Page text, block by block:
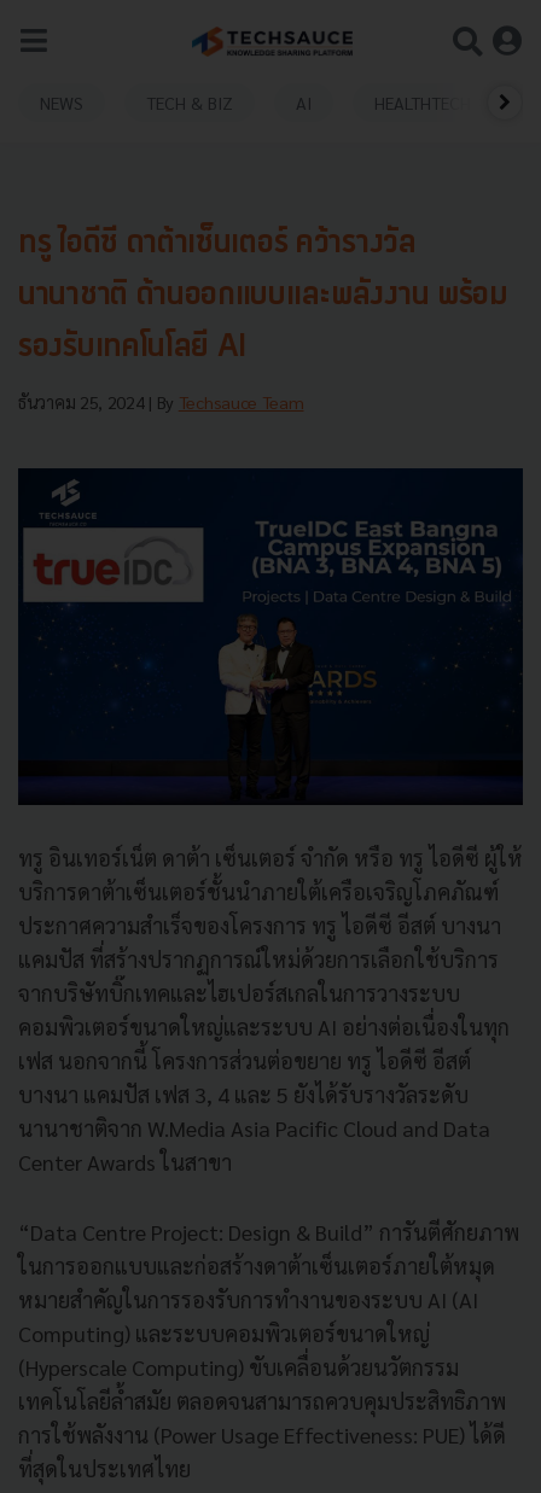
NEWS TECH & BIZ AI HEALTHTECH
ทรู ไอดีซี ดาต้าเซ็นเตอร์ คว้ารางวัล
นานาชาติ ด้านออกแบบและพลังงาน พร้อม
รองรับเทคโนโลยี AI
ธันวาคม 25, 2024 | By Techsauce Team
ทรู อินเทอร์เน็ต ดาต้า เซ็นเตอร์ จำกัด หรือ ทรู ไอดีซี ผู้ให้
บริการดาต้าเซ็นเตอร์ชั้นนำภายใต้เครือเจริญโภคภัณฑ์
ประกาศความสำเร็จของโครงการ ทรู ไอดีซี อีสต์ บางนา
แคมปัส ที่สร้างปรากฏการณ์ใหม่ด้วยการเลือกใช้บริการ
จากบริษัทบิ๊กเทคและไฮเปอร์สเกลในการวางระบบ
คอมพิวเตอร์ขนาดใหญ่และระบบ AI อย่างต่อเนื่องในทุก
เฟส นอกจากนี้ โครงการส่วนต่อขยาย ทรู ไอดีซี อีสต์
บางนา แคมปัส เฟส 3, 4 และ 5 ยังได้รับรางวัลระดับ
นานาชาติจาก W.Media Asia Pacific Cloud and Data
Center Awards ในสาขา
“Data Centre Project: Design & Build” การันตีศักยภาพ
ในการออกแบบและก่อสร้างดาต้าเซ็นเตอร์ภายใต้หมุด
หมายสำคัญในการรองรับการทำงานของระบบ AI (AI
Computing) และระบบคอมพิวเตอร์ขนาดใหญ่
(Hyperscale Computing) ขับเคลื่อนด้วยนวัตกรรม
เทคโนโลยีล้ำสมัย ตลอดจนสามารถควบคุมประสิทธิภาพ
การใช้พลังงาน (Power Usage Effectiveness: PUE) ได้ดี
ที่สุดในประเทศไทย